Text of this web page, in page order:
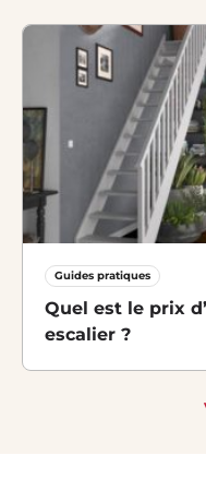
Guides pratiques
Quel est le prix
escalier ?